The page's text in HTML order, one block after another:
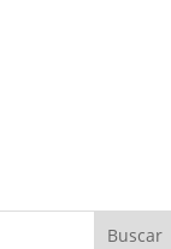
Buscar